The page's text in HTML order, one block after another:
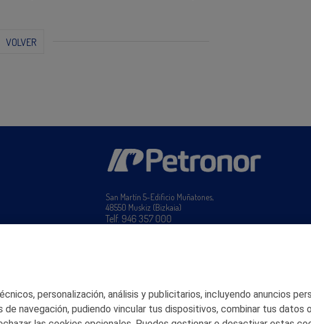
VOLVER
San Martín 5-Edificio Muñatones,
48550 Muskiz (Bizkaia)
Telf. 946 357 000
personalización, análisis y publicitarios, incluyendo anuncios
navegación, pudiendo vincular tus dispositivos, combinar tus